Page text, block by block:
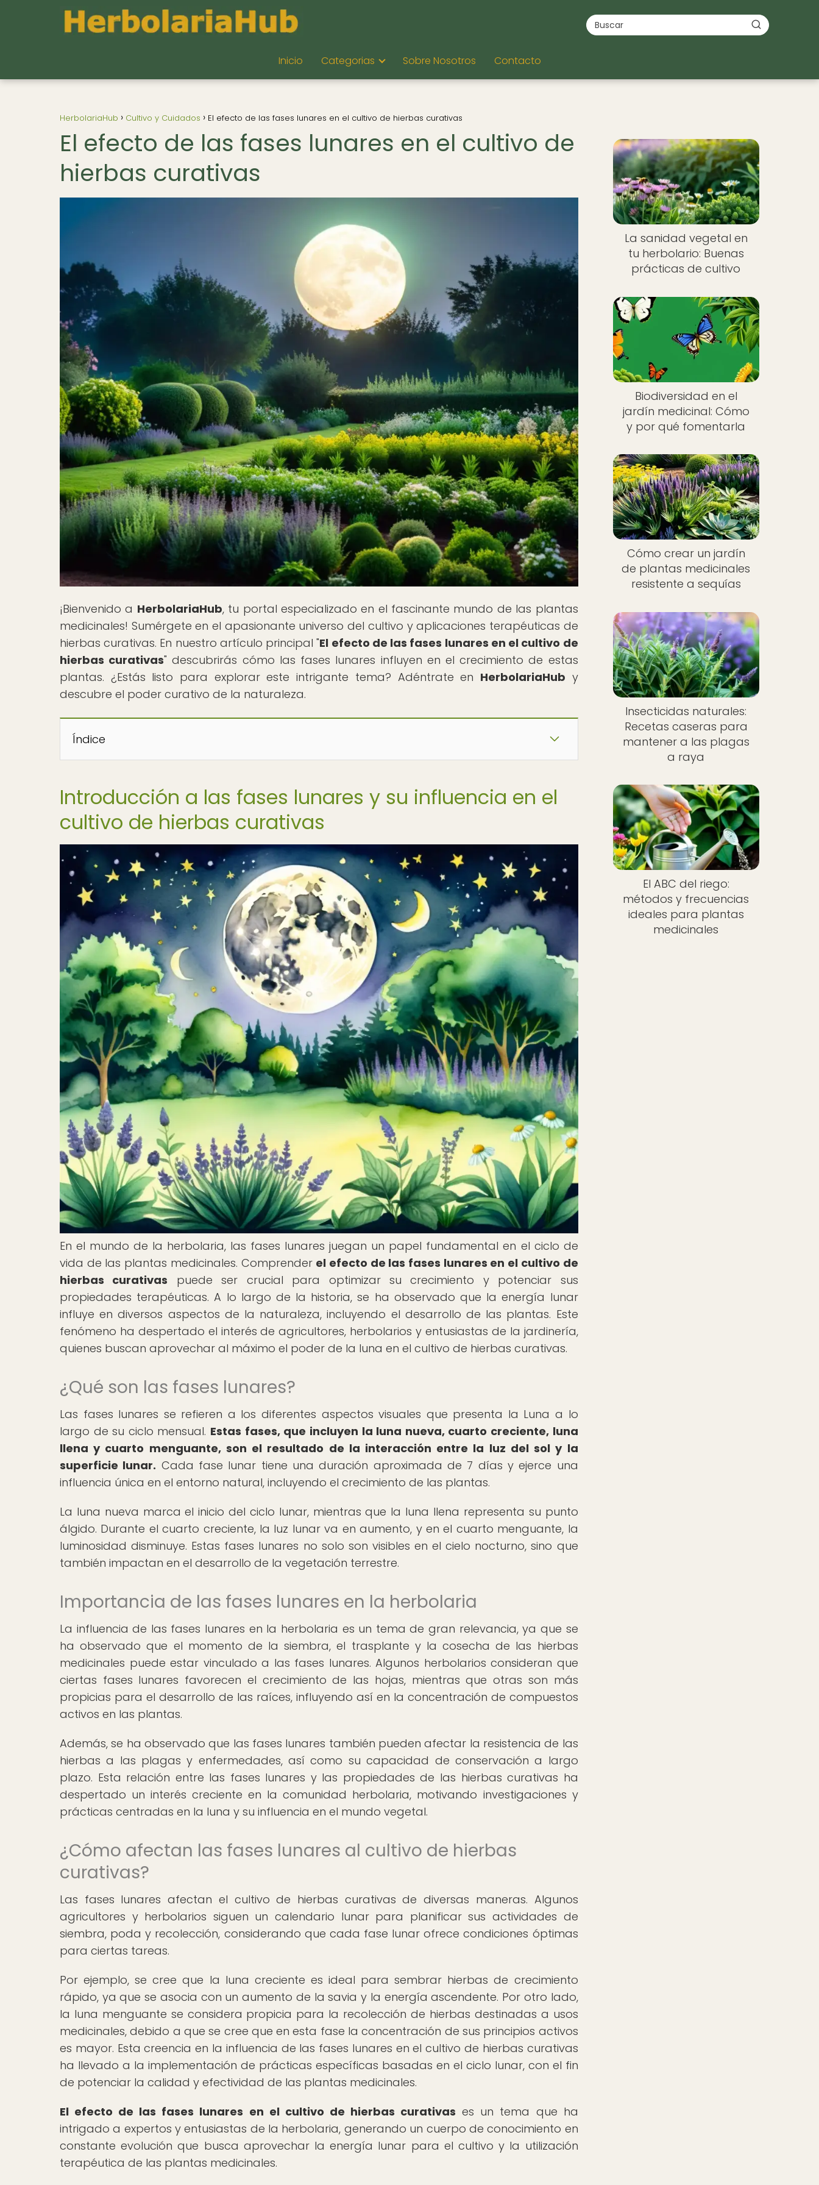
Inicio Categorias Sobre Nosotros Contacto
HerbolariaHub Cultivo y Cuidados El efecto de las fases lunares en el cultivo de hierbas curativas
El efecto de las fases lunares en el cultivo de
hierbas curativas
¡Bienvenido a HerbolariaHub, tu portal especializado en el fascinante mundo de las plantas
medicinales! Sumérgete en el apasionante universo del cultivo y aplicaciones terapéuticas de
hierbas curativas. En nuestro artículo principal "El efecto de las fases lunares en el cultivo de
hierbas curativas" descubrirás cómo las fases lunares influyen en el crecimiento de estas
plantas. ¿Estás listo para explorar este intrigante tema? Adéntrate en HerbolariaHub y
descubre el poder curativo de la naturaleza.
Índice
Introducción a las fases lunares y su influencia en el
cultivo de hierbas curativas
En el mundo de la herbolaria, las fases lunares juegan un papel fundamental en el ciclo de
vida de las plantas medicinales. Comprender el efecto de las fases lunares en el cultivo de
hierbas curativas puede ser crucial para optimizar su crecimiento y potenciar sus
propiedades terapéuticas. A lo largo de la historia, se ha observado que la energía lunar
influye en diversos aspectos de la naturaleza, incluyendo el desarrollo de las plantas. Este
fenómeno ha despertado el interés de agricultores, herbolarios y entusiastas de la jardinería,
quienes buscan aprovechar al máximo el poder de la luna en el cultivo de hierbas curativas.
¿Qué son las fases lunares?
Las fases lunares se refieren a los diferentes aspectos visuales que presenta la Luna a lo
largo de su ciclo mensual. Estas fases, que incluyen la luna nueva, cuarto creciente, luna
llena y cuarto menguante, son el resultado de la interacción entre la luz del sol y la
superficie lunar. Cada fase lunar tiene una duración aproximada de 7 días y ejerce una
influencia única en el entorno natural, incluyendo el crecimiento de las plantas.
La luna nueva marca el inicio del ciclo lunar, mientras que la luna llena representa su punto
álgido. Durante el cuarto creciente, la luz lunar va en aumento, y en el cuarto menguante, la
luminosidad disminuye. Estas fases lunares no solo son visibles en el cielo nocturno, sino que
también impactan en el desarrollo de la vegetación terrestre.
Importancia de las fases lunares en la herbolaria
La influencia de las fases lunares en la herbolaria es un tema de gran relevancia, ya que se
ha observado que el momento de la siembra, el trasplante y la cosecha de las hierbas
medicinales puede estar vinculado a las fases lunares. Algunos herbolarios consideran que
ciertas fases lunares favorecen el crecimiento de las hojas, mientras que otras son más
propicias para el desarrollo de las raíces, influyendo así en la concentración de compuestos
activos en las plantas.
Además, se ha observado que las fases lunares también pueden afectar la resistencia de las
hierbas a las plagas y enfermedades, así como su capacidad de conservación a largo
plazo. Esta relación entre las fases lunares y las propiedades de las hierbas curativas ha
despertado un interés creciente en la comunidad herbolaria, motivando investigaciones y
prácticas centradas en la luna y su influencia en el mundo vegetal.
¿Cómo afectan las fases lunares al cultivo de hierbas
curativas?
Las fases lunares afectan el cultivo de hierbas curativas de diversas maneras. Algunos
agricultores y herbolarios siguen un calendario lunar para planificar sus actividades de
siembra, poda y recolección, considerando que cada fase lunar ofrece condiciones óptimas
para ciertas tareas.
Por ejemplo, se cree que la luna creciente es ideal para sembrar hierbas de crecimiento
rápido, ya que se asocia con un aumento de la savia y la energía ascendente. Por otro lado,
la luna menguante se considera propicia para la recolección de hierbas destinadas a usos
medicinales, debido a que se cree que en esta fase la concentración de sus principios activos
es mayor. Esta creencia en la influencia de las fases lunares en el cultivo de hierbas curativas
ha llevado a la implementación de prácticas específicas basadas en el ciclo lunar, con el fin
de potenciar la calidad y efectividad de las plantas medicinales.
El efecto de las fases lunares en el cultivo de hierbas curativas es un tema que ha
intrigado a expertos y entusiastas de la herbolaria, generando un cuerpo de conocimiento en
constante evolución que busca aprovechar la energía lunar para el cultivo y la utilización
terapéutica de las plantas medicinales.
La sanidad vegetal en
tu herbolario: Buenas
prácticas de cultivo
Biodiversidad en el
jardín medicinal: Cómo
y por qué fomentarla
Cómo crear un jardín
de plantas medicinales
resistente a sequías
Insecticidas naturales:
Recetas caseras para
mantener a las plagas
a raya
El ABC del riego:
métodos y frecuencias
ideales para plantas
medicinales